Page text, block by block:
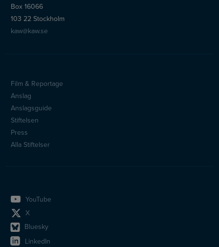
Box 16066
103 22 Stockholm
kaw@kaw.se
Sidfotsmeny
Film & Reportage
Anslag
Anslagsguide
Stiftelsen
Press
Alla Stiftelser
YouTube
X
Bluesky
LinkedIn